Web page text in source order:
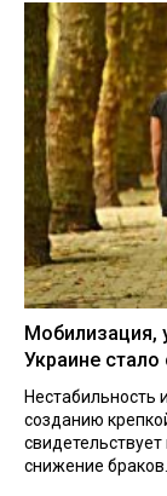
Мобилизация,
Украине
Нестабильность
созданию
снижение